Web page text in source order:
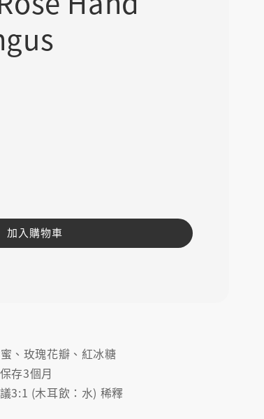
加入購物車
、玫瑰花瓣、紅冰糖
存3個月
3:1 (木耳飲：水) 稀釋